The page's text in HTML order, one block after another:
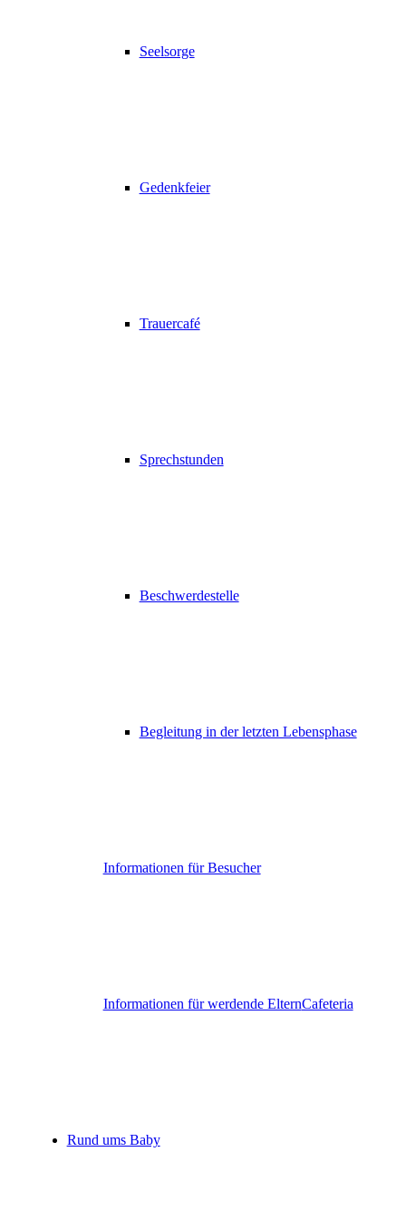
Seelsorge
Gedenkfeier
Trauercafé
Sprechstunden
Beschwerdestelle
Begleitung in der letzten Lebensphase
Informationen für Besucher
Informationen für werdende ElternCafeteria
Rund ums Baby